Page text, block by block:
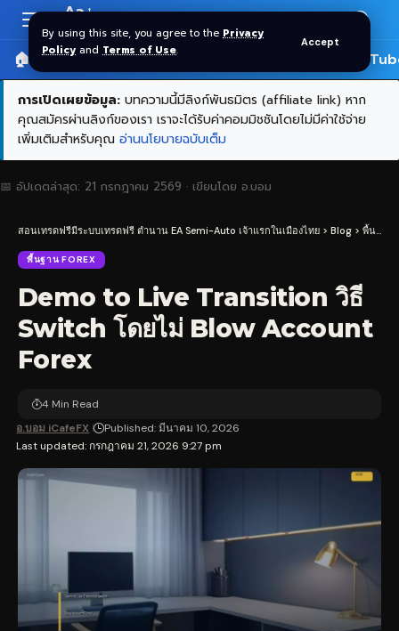
By using this site, you agree to the Privacy
Policy and Terms of Use.
Accept
Resizer
Aa
🏠 หน้าแรก ราคาทอง SPDR 🎬
การเปิดเผยข้อมูล: บทความนี้มีลิงก์พันธมิตร (affiliate link) หาก
คุณสมัครผ่านลิงก์ของเรา เราจะได้รับค่าคอมมิชชันโดยไม่มีค่าใช้จ่าย
เพิ่มเติมสำหรับคุณ อ่านนโยบายฉบับเต็ม
📅 อัปเดตล่าสุด: 21 กรกฎาคม 2569 · เขียนโดย อ.บอม
สอนเทรดฟรีมีระบบเทรดฟรี ตำนาน EA Semi-Auto เจ้าแรกในเมืองไทย > Blog > พื้นฐาน Forex
พื้นฐาน FOREX
Demo to Live Transition วิธี
Switch โดยไม่ Blow Account
Forex
Last updated: กรกฎาคม 21, 2026 9:27 pm
อ.บอม iCafeFX Published: มีนาคม 10, 2026
4 Min Read